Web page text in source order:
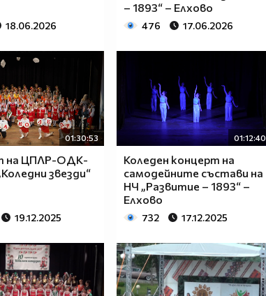
18.06.2026
– 1893“ – Елхово
476 17.06.2026
01:30:53
на ЦПЛР-ОДК-
звезди“
19.12.2025
01:12:40
Коледен концерт на
самодейните състави на
НЧ „Развитие – 1893“ –
Елхово
732 17.12.2025